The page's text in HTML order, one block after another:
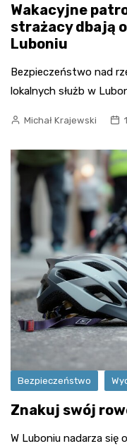
Wakacyjne
strażacy dbają
Luboniu
Bezpieczeństwo nad
lokalnych służb w
Michał Krajewski
Bezpieczeństwo
Znakuj swój
W Luboniu nadarza się